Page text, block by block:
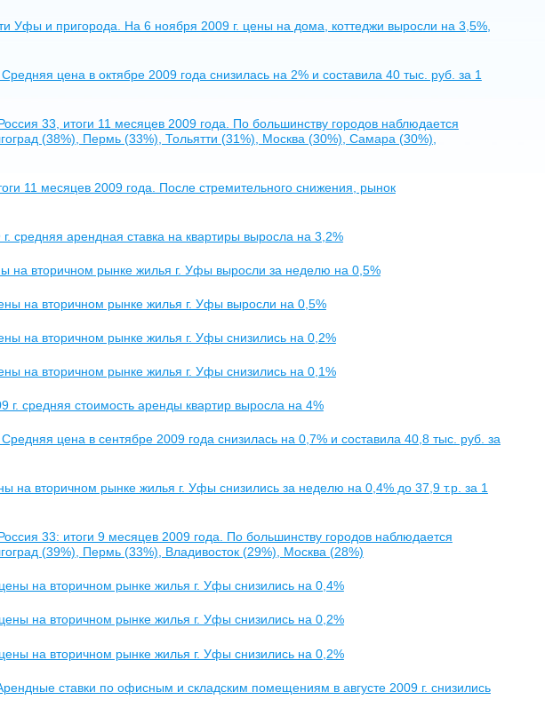
Уфы и пригорода. На 6 ноября 2009 г. цены на дома, коттеджи выросли на 3,5%,
цена в октябре 2009 года снизилась на 2% и составила 40 тыс. руб. за 1
33, итоги 11 месяцев 2009 года. По большинству городов наблюдается
(38%), Пермь (33%), Тольятти (31%), Москва (30%), Самара (30%),
11 месяцев 2009 года. После стремительного снижения, рынок
средняя арендная ставка на квартиры выросла на 3,2%
на вторичном рынке жилья г. Уфы выросли за неделю на 0,5%
на вторичном рынке жилья г. Уфы выросли на 0,5%
на вторичном рынке жилья г. Уфы снизились на 0,2%
на вторичном рынке жилья г. Уфы снизились на 0,1%
средняя стоимость аренды квартир выросла на 4%
цена в сентябре 2009 года снизилась на 0,7% и составила 40,8 тыс. руб. за
на вторичном рынке жилья г. Уфы снизились за неделю на 0,4% до 37,9 т.р. за 1
33: итоги 9 месяцев 2009 года. По большинству городов наблюдается
(39%), Пермь (33%), Владивосток (29%), Москва (28%)
на вторичном рынке жилья г. Уфы снизились на 0,4%
на вторичном рынке жилья г. Уфы снизились на 0,2%
на вторичном рынке жилья г. Уфы снизились на 0,2%
ставки по офисным и складским помещениям в августе 2009 г. снизились